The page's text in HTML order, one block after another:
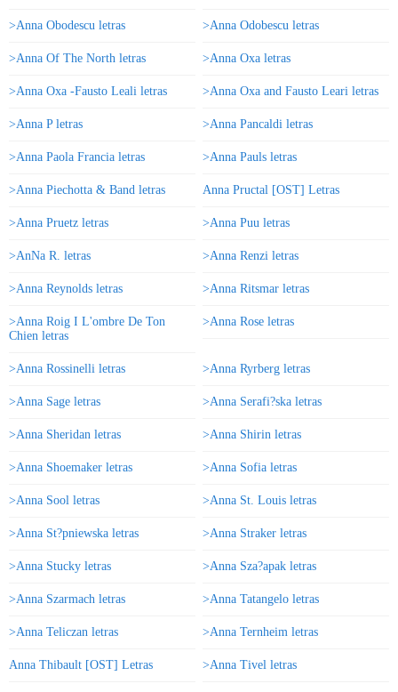
>Anna Obodescu letras >Anna Odobescu letras
>Anna Of The North letras >Anna Oxa letras
>Anna Oxa -Fausto Leali letras >Anna Oxa and Fausto Leari letras
>Anna P letras >Anna Pancaldi letras
>Anna Paola Francia letras >Anna Pauls letras
>Anna Piechotta & Band letras Anna Pructal [OST] Letras
>Anna Pruetz letras >Anna Puu letras
>AnNa R. letras >Anna Renzi letras
>Anna Reynolds letras >Anna Ritsmar letras
>Anna Roig I L'ombre De Ton
Chien letras
>Anna Rose letras
>Anna Rossinelli letras >Anna Ryrberg letras
>Anna Sage letras >Anna Serafi?ska letras
>Anna Sheridan letras >Anna Shirin letras
>Anna Shoemaker letras >Anna Sofia letras
>Anna Sool letras >Anna St. Louis letras
>Anna St?pniewska letras >Anna Straker letras
>Anna Stucky letras >Anna Sza?apak letras
>Anna Szarmach letras >Anna Tatangelo letras
>Anna Teliczan letras >Anna Ternheim letras
Anna Thibault [OST] Letras >Anna Tivel letras